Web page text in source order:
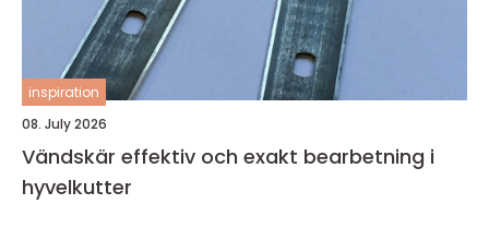
inspiration
08. July 2026
Vändskär effektiv och exakt bearbetning i
hyvelkutter